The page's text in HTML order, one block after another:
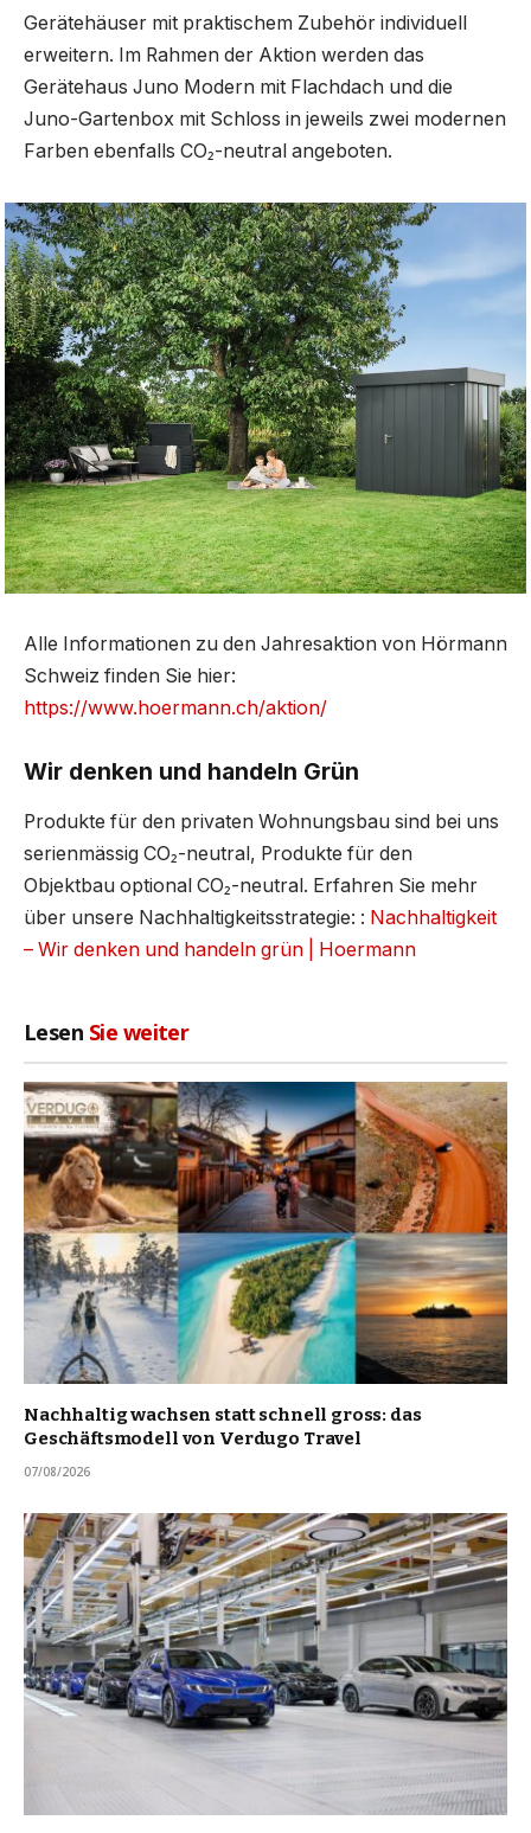
Gerätehäuser mit praktischem Zubehör individuell
erweitern. Im Rahmen der Aktion werden das
Gerätehaus Juno Modern mit Flachdach und die
Juno-Gartenbox mit Schloss in jeweils zwei modernen
Farben ebenfalls CO₂-neutral angeboten.
Alle Informationen zu den Jahresaktion von Hörmann
Schweiz finden Sie hier:
https://www.hoermann.ch/aktion/
Wir denken und handeln Grün
Produkte für den privaten Wohnungsbau sind bei uns
serienmässig CO₂-neutral, Produkte für den
Objektbau optional CO₂-neutral. Erfahren Sie mehr
über unsere Nachhaltigkeitsstrategie: : Nachhaltigkeit
– Wir denken und handeln grün | Hoermann
Lesen Sie weiter
Nachhaltig wachsen statt schnell gross: das
Geschäftsmodell von Verdugo Travel
07/08/2026